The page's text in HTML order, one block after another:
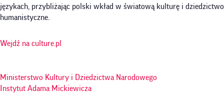
językach, przybliżając polski wkład w światową kulturę i dziedzictwo
humanistyczne.
Wejdź na culture.pl
Ministerstwo Kultury i Dziedzictwa Narodowego
Instytut Adama Mickiewicza